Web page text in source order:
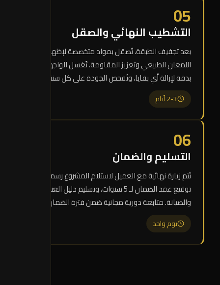
05
التشطيب النهائي والصقل
بعد تجفيف الطبقة، تُصقل بمواد متخصصة لإظهار
اللمعان الطبيعي وتعزيز المقاومة. تُغسل الواجهة
بدقة لإزالة أي بقايا، وتُفحص الجودة على كل سنتيمتر.
2-3 أيام
06
التسليم والضمان
تَتم زيارة نهائية مع العميل لاستلام المشروع رسمياً،
توقيع عقد الضمان لـ 5 سنوات، وتسليم دليل العناية
والصيانة. متابعة دورية مجانية ضمن فترة الضمان.
يوم واحد